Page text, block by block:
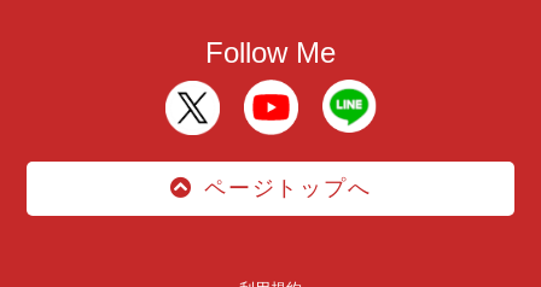
Follow Me
ページトップへ